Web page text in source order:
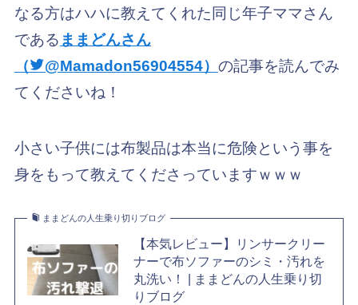
なる方はハハに教えてくれた同じ年子ママさん
である ままどんさん
（
@Mamadon56904554） の記事を読んでみ
てくださいね！
小さい子供には布製品は本当に危険という事を
身をもって教えてくださっていますｗｗｗ
ままどんの人生乗り切りブログ
【本気レビュー】リンサークリー
ナーで布ソファーのシミ・汚れを
丸洗い！ | ままどんの人生乗り切
りブログ